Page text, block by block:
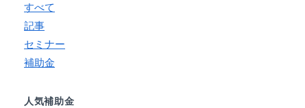
すべて
記事
セミナー
補助金
人気補助金